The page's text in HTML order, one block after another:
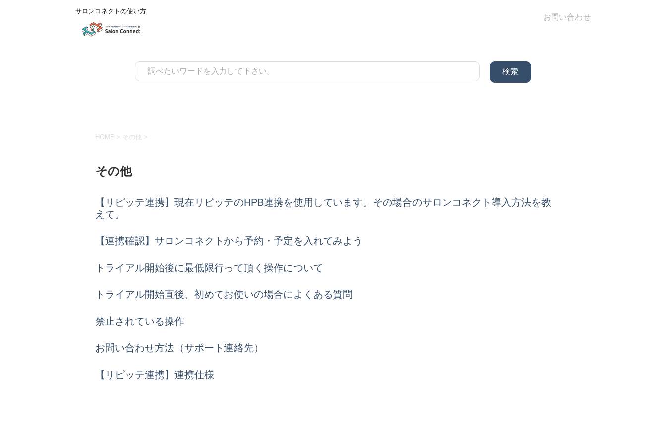
サロンコネクトの使い方
お問い合わせ
HOME > その他 >
その他
【リピッテ連携】現在リピッテのHPB連携を使用しています。その場合のサロンコネクト導入方法を教
えて。
【連携確認】サロンコネクトから予約・予定を入れてみよう
トライアル開始後に最低限行って頂く操作について
トライアル開始直後、初めてお使いの場合によくある質問
禁止されている操作
お問い合わせ方法（サポート連絡先）
【リピッテ連携】連携仕様